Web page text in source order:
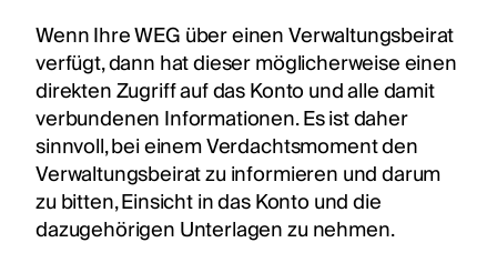
Wenn Ihre WEG über einen Verwaltungsbeirat
verfügt, dann hat dieser möglicherweise einen
direkten Zugriff auf das Konto und alle damit
verbundenen Informationen. Es ist daher
sinnvoll, bei einem Verdachtsmoment den
Verwaltungsbeirat zu informieren und darum
zu bitten, Einsicht in das Konto und die
dazugehörigen Unterlagen zu nehmen.